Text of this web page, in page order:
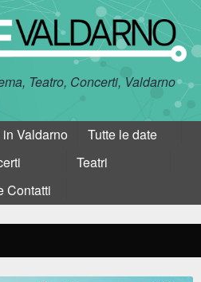
Teatro, Concerti, Valdarno
Valdarno
Tutte le date
Teatri
Contatti